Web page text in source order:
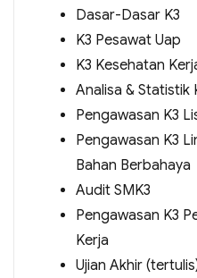
Dasar-Dasar K3
K3 Pesawat Uap
K3 Kesehatan
Analisa & Statistik
Pengawasan K3
Pengawasan K3
Bahan Berbahaya
Audit SMK3
Pengawasan K3
Kerja
Ujian Akhir